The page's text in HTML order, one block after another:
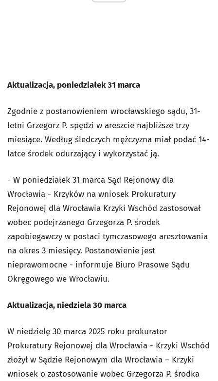
Aktualizacja, poniedziałek 31 marca
Zgodnie z postanowieniem wrocławskiego sądu, 31-
letni Grzegorz P. spędzi w areszcie najbliższe trzy
miesiące. Według śledczych mężczyzna miał podać 14-
latce środek odurzający i wykorzystać ją.
- W poniedziałek 31 marca Sąd Rejonowy dla
Wrocławia - Krzyków na wniosek Prokuratury
Rejonowej dla Wrocławia Krzyki Wschód zastosował
wobec podejrzanego Grzegorza P. środek
zapobiegawczy w postaci tymczasowego aresztowania
na okres 3 miesięcy. Postanowienie jest
nieprawomocne - informuje Biuro Prasowe Sądu
Okręgowego we Wrocławiu.
Aktualizacja, niedziela 30 marca
W niedzielę 30 marca 2025 roku prokurator
Prokuratury Rejonowej dla Wrocławia - Krzyki Wschód
złożył w Sądzie Rejonowym dla Wrocławia – Krzyki
wniosek o zastosowanie wobec Grzegorza P. środka